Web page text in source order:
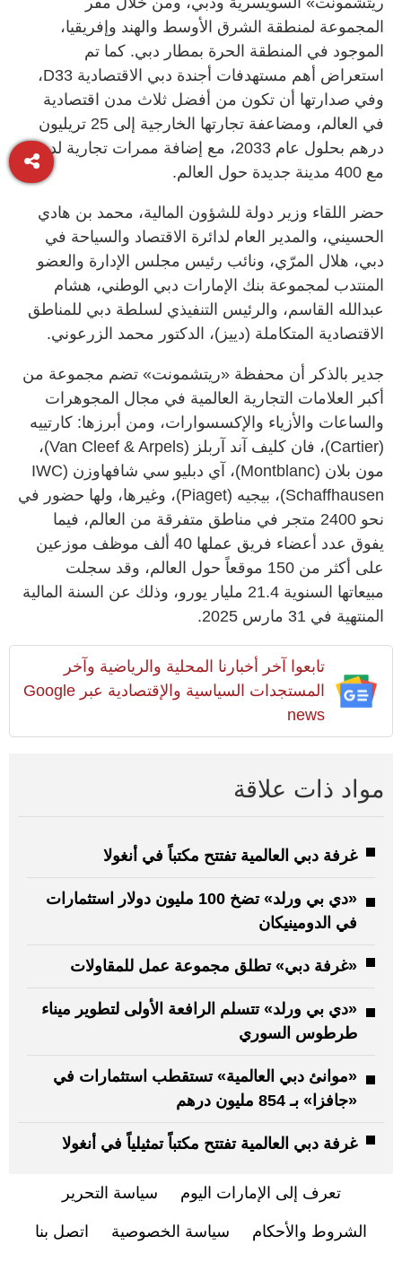
المجموعة لمنطقة الشرق الأوسط والهند وإفريقيا،
الموجود في المنطقة الحرة بمطار دبي. كما تم
استعراض أهم مستهدفات أجندة دبي الاقتصادية D33،
وفي صدارتها أن تكون من أفضل ثلاث مدن اقتصادية
في العالم، ومضاعفة تجارتها الخارجية إلى 25 تريليون
درهم بحلول عام 2033، مع إضافة ممرات تجارية لدبي
مع 400 مدينة جديدة حول العالم.
حضر اللقاء وزير دولة للشؤون المالية، محمد بن هادي
الحسيني، والمدير العام لدائرة الاقتصاد والسياحة في
دبي، هلال المرّي، ونائب رئيس مجلس الإدارة والعضو
المنتدب لمجموعة بنك الإمارات دبي الوطني، هشام
عبدالله القاسم، والرئيس التنفيذي لسلطة دبي للمناطق
الاقتصادية المتكاملة (دييز)، الدكتور محمد الزرعوني.
جدير بالذكر أن محفظة «ريتشمونت» تضم مجموعة من
أكبر العلامات التجارية العالمية في مجال المجوهرات
والساعات والأزياء والإكسسوارات، ومن أبرزها: كارتييه
(Cartier)، فان كليف آند آربلز (Van Cleef & Arpels)،
مون بلان (Montblanc)، آي دبليو سي شافهاوزن (IWC
Schaffhausen)، بيجيه (Piaget)، وغيرها، ولها حضور في
نحو 2400 متجر في مناطق متفرقة من العالم، فيما
يفوق عدد أعضاء فريق عملها 40 ألف موظف موزعين
على أكثر من 150 موقعاً حول العالم، وقد سجلت
مبيعاتها السنوية 21.4 مليار يورو، وذلك عن السنة المالية
المنتهية في 31 مارس 2025.
تابعوا آخر أخبارنا المحلية والرياضية وآخر
المستجدات السياسية والإقتصادية عبر Google
news
مواد ذات علاقة
غرفة دبي العالمية تفتتح مكتباً في أنغولا
«دي بي ورلد» تضخ 100 مليون دولار استثمارات
في الدومينيكان
«غرفة دبي» تطلق مجموعة عمل للمقاولات
«دي بي ورلد» تتسلم الرافعة الأولى لتطوير ميناء
طرطوس السوري
«موانئ دبي العالمية» تستقطب استثمارات في
«جافزا» بـ 854 مليون درهم
غرفة دبي العالمية تفتتح مكتباً تمثيلياً في أنغولا
تعرف إلى الإمارات اليوم سياسة التحرير
الشروط والأحكام سياسة الخصوصية اتصل بنا